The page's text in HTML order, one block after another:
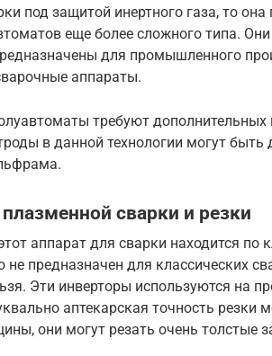
под защитой инертного газа, то
еще более сложного типа.
для промышленного
аппараты.
требуют дополнительных
в данной технологии могут быть
сварки и резки
аппарат для сварки находится по
не предназначен для классических
Эти инверторы используются на
аптекарская точность резки
они могут резать очень толстые